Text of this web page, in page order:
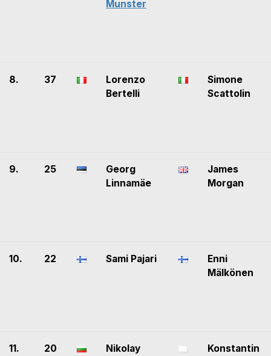
Munster
8. 37
Lorenzo
Bertelli
Simone
Scattolin
9. 25
Georg
Linnamäe
James
Morgan
10. 22 Sami Pajari
Enni
Mälkönen
11. 20
Nikolay
Konstantin